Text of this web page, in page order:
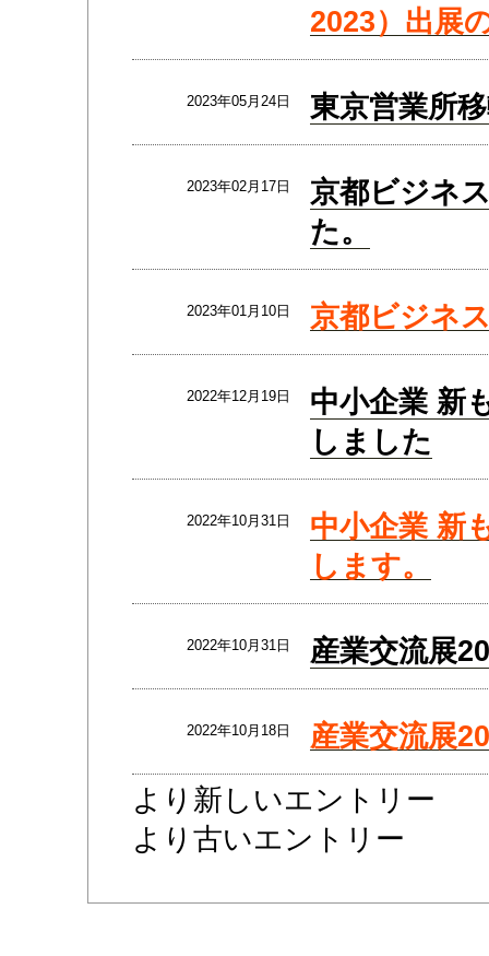
2023）出展
2023年05月24日 東京営業所
2023年02月17日
京都ビジネ
た。
2023年01月10日 京都ビジネ
2022年12月19日
中小企業 新
しました
2022年10月31日
中小企業 新
します。
2022年10月31日 産業交流展
2022年10月18日
産業交流展
より新しいエントリー
より古いエントリー